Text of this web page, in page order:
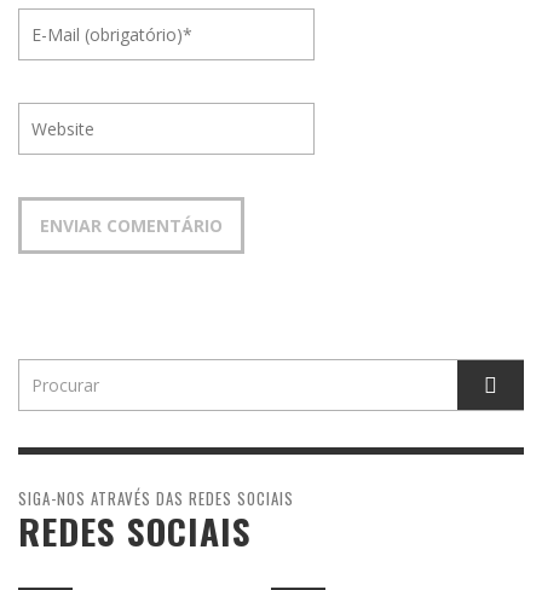
SIGA-NOS ATRAVÉS DAS REDES SOCIAIS
REDES SOCIAIS